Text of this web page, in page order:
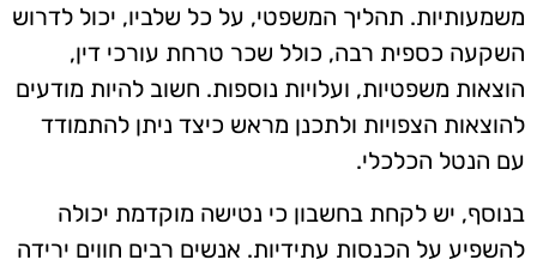
משמעותיות. תהליך המשפטי, על כל שלביו, יכול לדרוש
השקעה כספית רבה, כולל שכר טרחת עורכי דין,
הוצאות משפטיות, ועלויות נוספות. חשוב להיות מודעים
להוצאות הצפויות ולתכנן מראש כיצד ניתן להתמודד
עם הנטל הכלכלי.
בנוסף, יש לקחת בחשבון כי נטישה מוקדמת יכולה
להשפיע על הכנסות עתידיות. אנשים רבים חווים ירידה